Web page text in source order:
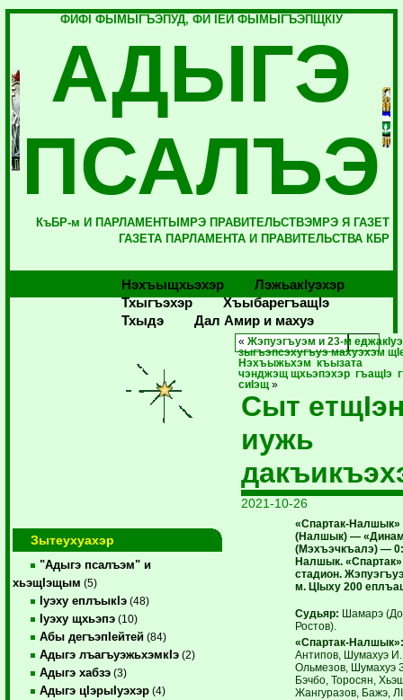
ФИФI ФЫМЫГЪЭПУД, ФИ IЕЙ ФЫМЫГЪЭПЩКIУ
АДЫГЭ
ПСАЛЪЭ
КъБР-м И ПАРЛАМЕНТЫМРЭ ПРАВИТЕЛЬСТВЭМРЭ Я ГАЗЕТ
ГАЗЕТА ПАРЛАМЕНТА И ПРАВИТЕЛЬСТВА КБР
Нэхъыщхьэхэр
Лэжьакlуэхэр
Тхыгъэхэр
Хъыбарегъащlэ
Тхыдэ
Дал Амир и махуэ
Зытеухуахэр
"Адыгэ псалъэм" и
хьэщIэщым (5)
Iуэху еплъыкIэ (48)
Iуэху щхьэпэ (10)
Абы дегъэпIейтей (84)
Адыгэ лъагъуэжьхэмкIэ (2)
Адыгэ хабзэ (3)
Адыгэ цIэрыIуэхэр (4)
«Жэпуэгъуэм и 23-м
зыгъэпсэхугъуэ махуэхэм
Нэхъыжьхэм къызата
чэнджэщ щхьэпэхэр гъащIэ
сиIэщ »
Сыт
иужь
2021-10-26
«Спартак-Налшык»
(Налшык) —
(Мэхъэчкъалэ) —
Налшык. «Спартак»
стадион.
м. ЦIыху 200
Судьяр: Шамарэ
Ростов).
«Спартак-Налшык»:
Антипов, Шумахуэ
Ольмезов, Шумахуэ
Бэчбо, Торосян,
Жангуразов, Бажэ,